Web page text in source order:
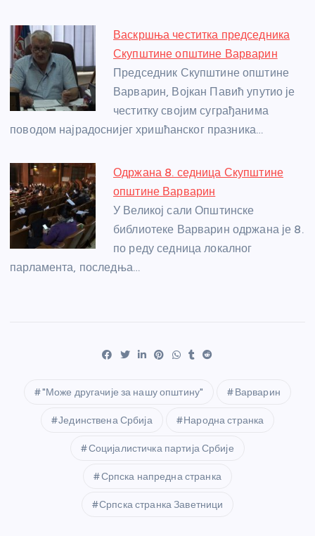
Васкршња честитка председника
Скупштине општине Варварин
Председник Скупштине општине
Варварин, Војкан Павић упутио је
честитку својим суграђанима
поводом најрадоснијег хришћанског празника…
Одржана 8. седница Скупштине
општине Варварин
У Великој сали Општинске
библиотеке Варварин одржана је 8.
по реду седница локалног
парламента, последња…
"Може другачије за нашу општину" Варварин
Јединствена Србија Народна странка
Социјалистичка партија Србије
Српска напредна странка
Српска странка Заветници